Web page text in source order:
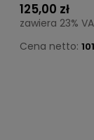
125,00 zł
zawiera 23%
Cena netto: